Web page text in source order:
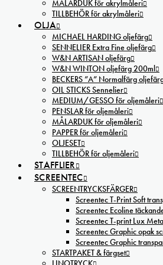
MÅLARDUK för akrylmåleri
TILLBEHÖR för akrylmåleri
OLJA
MICHAEL HARDING oljefärg
SENNELIER Extra Fine oljefärg
W&N ARTISAN oljefärg
W&N WINTON oljefärg 200ml
BECKERS ”A” Normalfärg
OIL STICKS Sennelier
MEDIUM/GESSO för oljemåleri
PENSLAR för oljemåleri
MÅLARDUK för oljemåleri
PAPPER för oljemåleri
OLJESET
TILLBEHÖR för oljemåleri
STAFFLIER
SCREENTEC
SCREENTRYCKSFÄRGER
Screentec T-Print Soft
Screentec Ecoline
Screentec T-print Lux
Screentec Graphic opak
Screentec Graphic
STARTPAKET & färgset